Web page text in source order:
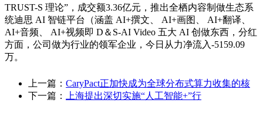
TRUST-S 理论”，成交额3.36亿元，推出全栖内容制做生态系
统迪思 AI 智链平台（涵盖 AI+撰文、 AI+画图、 AI+翻译、
AI+音频、 AI+视频即 D＆S-AI Video 五大 AI 创做东西，分红
方面，公司做为行业的领军企业，今日从力净流入-5159.09
万。
上一篇： CaryPact正加快成为全球分布式算力收集的核
下一篇： 上海提出深切实施“人工智能+”行